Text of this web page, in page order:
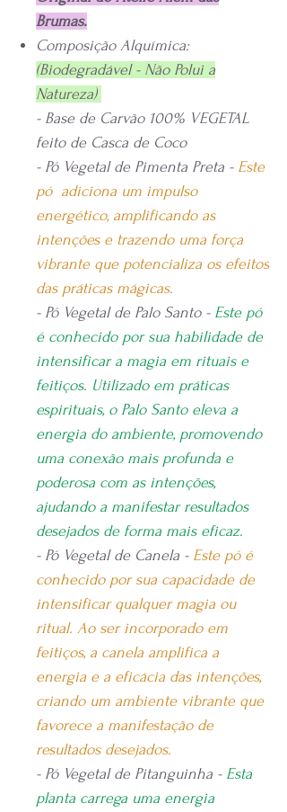
Brumas.
Composição Alquímica:
(Biodegradável - Não Polui a
Natureza)
- Base de Carvão 100% VEGETAL
feito de Casca de Coco
- Pó Vegetal de Pimenta Preta - Este
pó adiciona um impulso
energético, amplificando as
intenções e trazendo uma força
vibrante que potencializa os efeitos
das práticas mágicas.
- Pó Vegetal de Palo Santo - Este pó
é conhecido por sua habilidade de
intensificar a magia em rituais e
feitiços. Utilizado em práticas
espirituais, o Palo Santo eleva a
energia do ambiente, promovendo
uma conexão mais profunda e
poderosa com as intenções,
ajudando a manifestar resultados
desejados de forma mais eficaz.
- Pó Vegetal de Canela - Este pó é
conhecido por sua capacidade de
intensificar qualquer magia ou
ritual. Ao ser incorporado em
feitiços, a canela amplifica a
energia e a eficácia das intenções,
criando um ambiente vibrante que
favorece a manifestação de
resultados desejados.
- Pó Vegetal de Pitanguinha - Esta
planta carrega uma energia